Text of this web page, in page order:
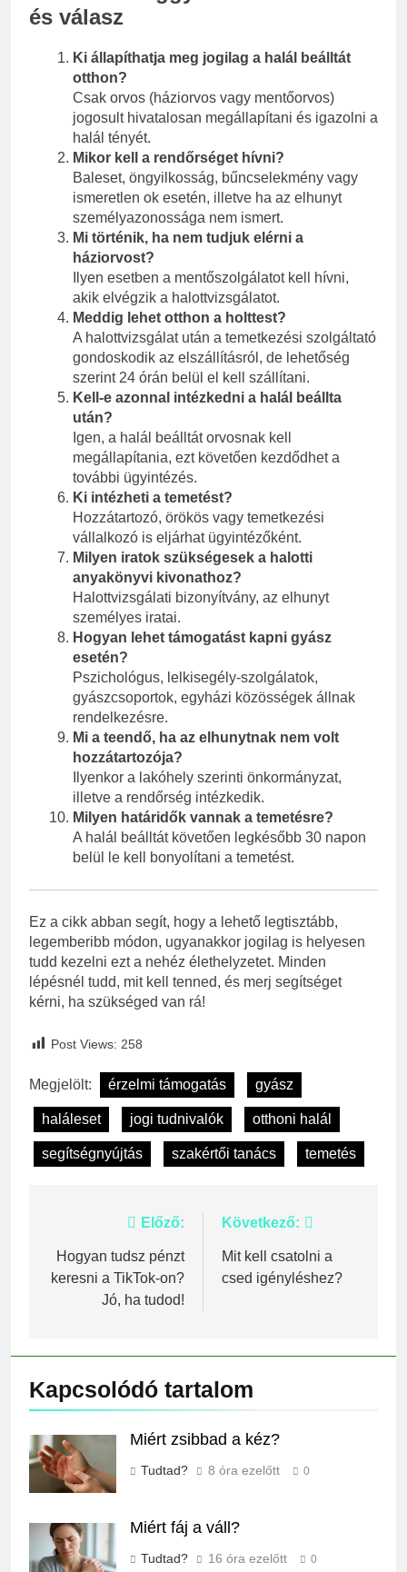
és válasz
Ki állapíthatja meg jogilag a halál beálltát
otthon?
Csak orvos (háziorvos vagy mentőorvos)
jogosult hivatalosan megállapítani és igazolni a
halál tényét.
Mikor kell a rendőrséget hívni?
Baleset, öngyilkosság, bűncselekmény vagy
ismeretlen ok esetén, illetve ha az elhunyt
személyazonossága nem ismert.
Mi történik, ha nem tudjuk elérni a
háziorvost?
Ilyen esetben a mentőszolgálatot kell hívni,
akik elvégzik a halottvizsgálatot.
Meddig lehet otthon a holttest?
A halottvizsgálat után a temetkezési szolgáltató
gondoskodik az elszállításról, de lehetőség
szerint 24 órán belül el kell szállítani.
Kell-e azonnal intézkedni a halál beállta
után?
Igen, a halál beálltát orvosnak kell
megállapítania, ezt követően kezdődhet a
további ügyintézés.
Ki intézheti a temetést?
Hozzátartozó, örökös vagy temetkezési
vállalkozó is eljárhat ügyintézőként.
Milyen iratok szükségesek a halotti
anyakönyvi kivonathoz?
Halottvizsgálati bizonyítvány, az elhunyt
személyes iratai.
Hogyan lehet támogatást kapni gyász
esetén?
Pszichológus, lelkisegély-szolgálatok,
gyászcsoportok, egyházi közösségek állnak
rendelkezésre.
Mi a teendő, ha az elhunytnak nem volt
hozzátartozója?
Ilyenkor a lakóhely szerinti önkormányzat,
illetve a rendőrség intézkedik.
Milyen határidők vannak a temetésre?
A halál beálltát követően legkésőbb 30 napon
belül le kell bonyolítani a temetést.
Ez a cikk abban segít, hogy a lehető legtisztább,
legemberibb módon, ugyanakkor jogilag is helyesen
tudd kezelni ezt a nehéz élethelyzetet. Minden
lépésnél tudd, mit kell tenned, és merj segítséget
kérni, ha szükséged van rá!
Post Views: 258
Megjelölt: érzelmi támogatás gyász
haláleset jogi tudnivalók otthoni halál
segítségnyújtás szakértői tanács temetés
Bejegyzés
navigáció
Előző:
Hogyan tudsz pénzt
keresni a TikTok-on?
Jó, ha tudod!
Következő:
Mit kell csatolni a
csed igényléshez?
Kapcsolódó tartalom
Miért zsibbad a kéz?
Tudtad? 8 óra ezelőtt 0
Miért fáj a váll?
Tudtad? 16 óra ezelőtt 0